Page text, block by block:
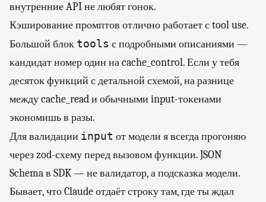
внутренние API не любят гонок.
Кэширование промптов отлично работает с tool use.
Большой блок tools с подробными описаниями —
кандидат номер один на cache_control. Если у тебя
десяток функций с детальной схемой, на разнице
между cache_read и обычными input-токенами
экономишь в разы.
Для валидации input от модели я всегда прогоняю
через zod-схему перед вызовом функции. JSON
Schema в SDK — не валидатор, а подсказка модели.
Бывает, что Claude отдаёт строку там, где ты ждал